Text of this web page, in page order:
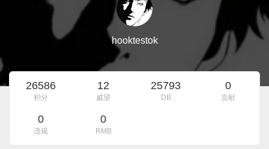
hooktestok
26586
积分
12
威望
25793
DB
0
贡献
0
违规
0
RMB